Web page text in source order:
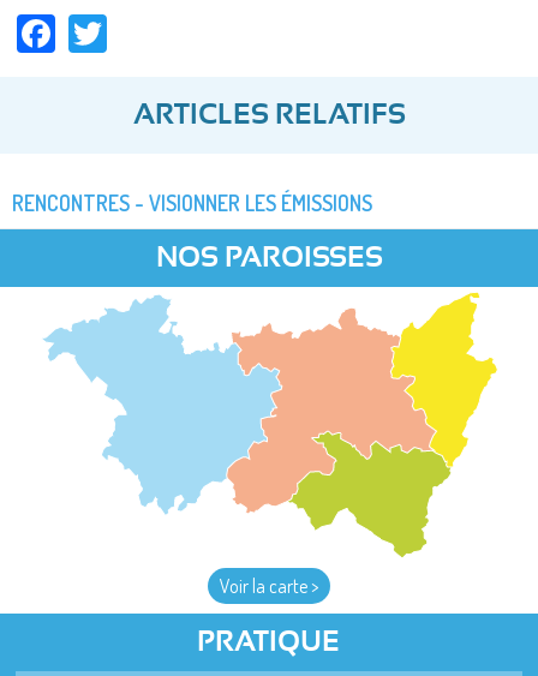
Facebook
ARTICLES RELATIFS
RENCONTRES - VISIONNER LES ÉMISSIONS
NOS PAROISSES
Voir la carte >
PRATIQUE